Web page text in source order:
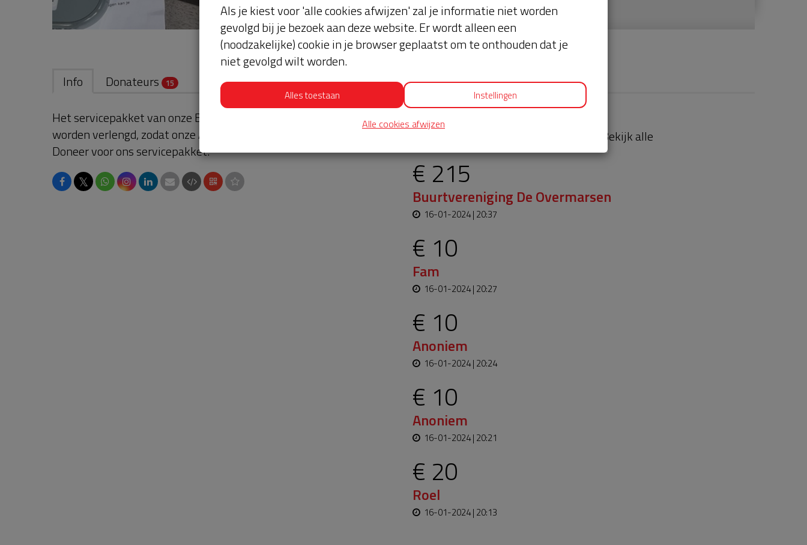
Info Donateurs 15
Het servicepakket van onze BuurtAED verloopt bijna en moet
worden verlengd, zodat onze AED gebruiksklaar blijft. Help je mee?
Doneer voor ons servicepakket!
𝕏
Laatste donaties Bekijk alle
€ 215
Buurtvereniging De Overmarsen
16-01-2024 | 20:37
€ 10
Fam
16-01-2024 | 20:27
€ 10
Anoniem
16-01-2024 | 20:24
€ 10
Anoniem
16-01-2024 | 20:21
€ 20
Roel
16-01-2024 | 20:13
Als je kiest voor 'alle cookies afwijzen' zal je informatie niet worden
gevolgd bij je bezoek aan deze website. Er wordt alleen een
(noodzakelijke) cookie in je browser geplaatst om te onthouden dat je
niet gevolgd wilt worden.
Alles toestaan Instellingen
Alle cookies afwijzen